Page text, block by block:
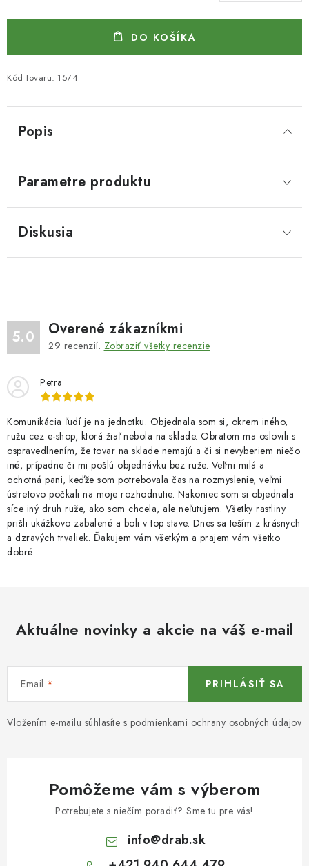
DO KOŠÍKA
Kód tovaru: 1574
Popis
Parametre produktu
Diskusia
5.0 Overené zákazníkmi
29 recenzií. Zobraziť všetky recenzie
Petra
Komunikácia ľudí je na jednotku. Objednala som si, okrem iného,
ružu cez e-shop, ktorá žiaľ nebola na sklade. Obratom ma oslovili s
ospravedlnením, že tovar na sklade nemajú a či si nevyberiem niečo
iné, prípadne či mi pošlú objednávku bez ruže. Veľmi milá a
ochotná pani, keďže som potrebovala čas na rozmyslenie, veľmi
ústretovo počkali na moje rozhodnutie. Nakoniec som si objednala
síce iný druh ruže, ako som chcela, ale neľutujem. Všetky rastliny
prišli ukážkovo zabalené a boli v top stave. Dnes sa teším z krásnych
a dzravých trvaliek. Ďakujem vám všetkým a prajem vám všetko
dobré.
Aktuálne novinky a akcie na váš e-mail
Email
Vložením e-mailu súhlasíte s podmienkami ochrany osobných údajov
PRIHLÁSIŤ SA
Pomôžeme vám s výberom
Potrebujete s niečím poradiť? Sme tu pre vás!
info@drab.sk